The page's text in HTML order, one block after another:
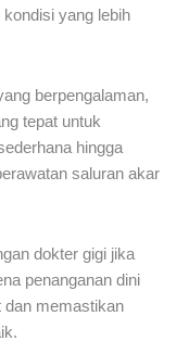
yang lebih
berpengalaman,
tepat untuk
hingga
saluran akar
dokter gigi jika
penanganan dini
dan memastikan